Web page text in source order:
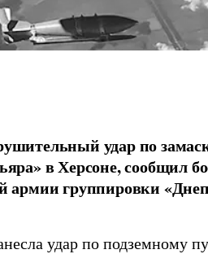
удар по
в Херсоне, сообщил
армии группировки
удар по подземному